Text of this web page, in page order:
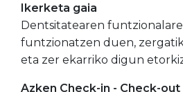
Ikerketa gaia
Dentsitatearen
funtzionatzen duen,
eta zer ekarriko digun
Azken Check-in - Check-